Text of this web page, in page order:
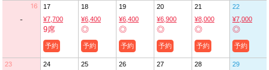
16
-
17
¥7,700
9席
予約
18
¥6,400
◎
予約
19
¥6,400
◎
予約
20
¥6,900
◎
予約
21
¥8,000
◎
予約
22
¥7,000
◎
予約
23
24
25
26
27
28
29